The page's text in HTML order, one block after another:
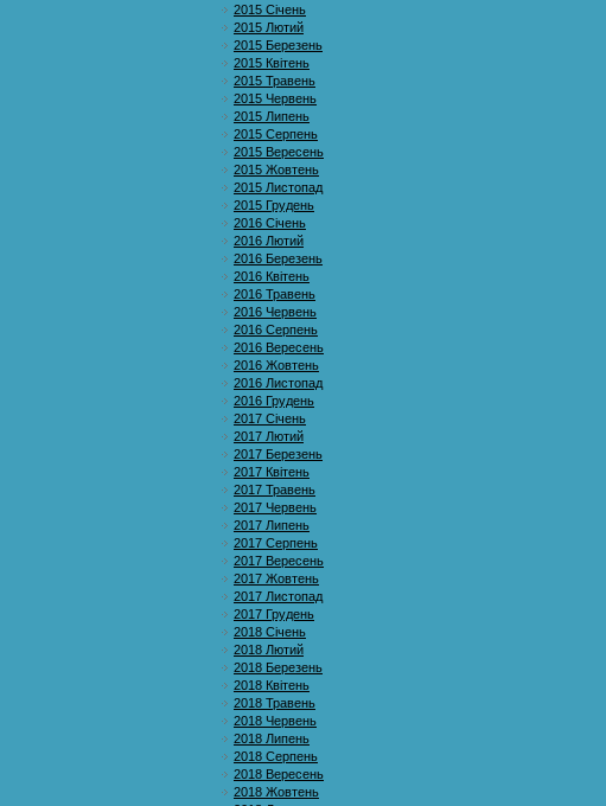
2015 Січень
2015 Лютий
2015 Березень
2015 Квітень
2015 Травень
2015 Червень
2015 Липень
2015 Серпень
2015 Вересень
2015 Жовтень
2015 Листопад
2015 Грудень
2016 Січень
2016 Лютий
2016 Березень
2016 Квітень
2016 Травень
2016 Червень
2016 Серпень
2016 Вересень
2016 Жовтень
2016 Листопад
2016 Грудень
2017 Січень
2017 Лютий
2017 Березень
2017 Квітень
2017 Травень
2017 Червень
2017 Липень
2017 Серпень
2017 Вересень
2017 Жовтень
2017 Листопад
2017 Грудень
2018 Січень
2018 Лютий
2018 Березень
2018 Квітень
2018 Травень
2018 Червень
2018 Липень
2018 Серпень
2018 Вересень
2018 Жовтень